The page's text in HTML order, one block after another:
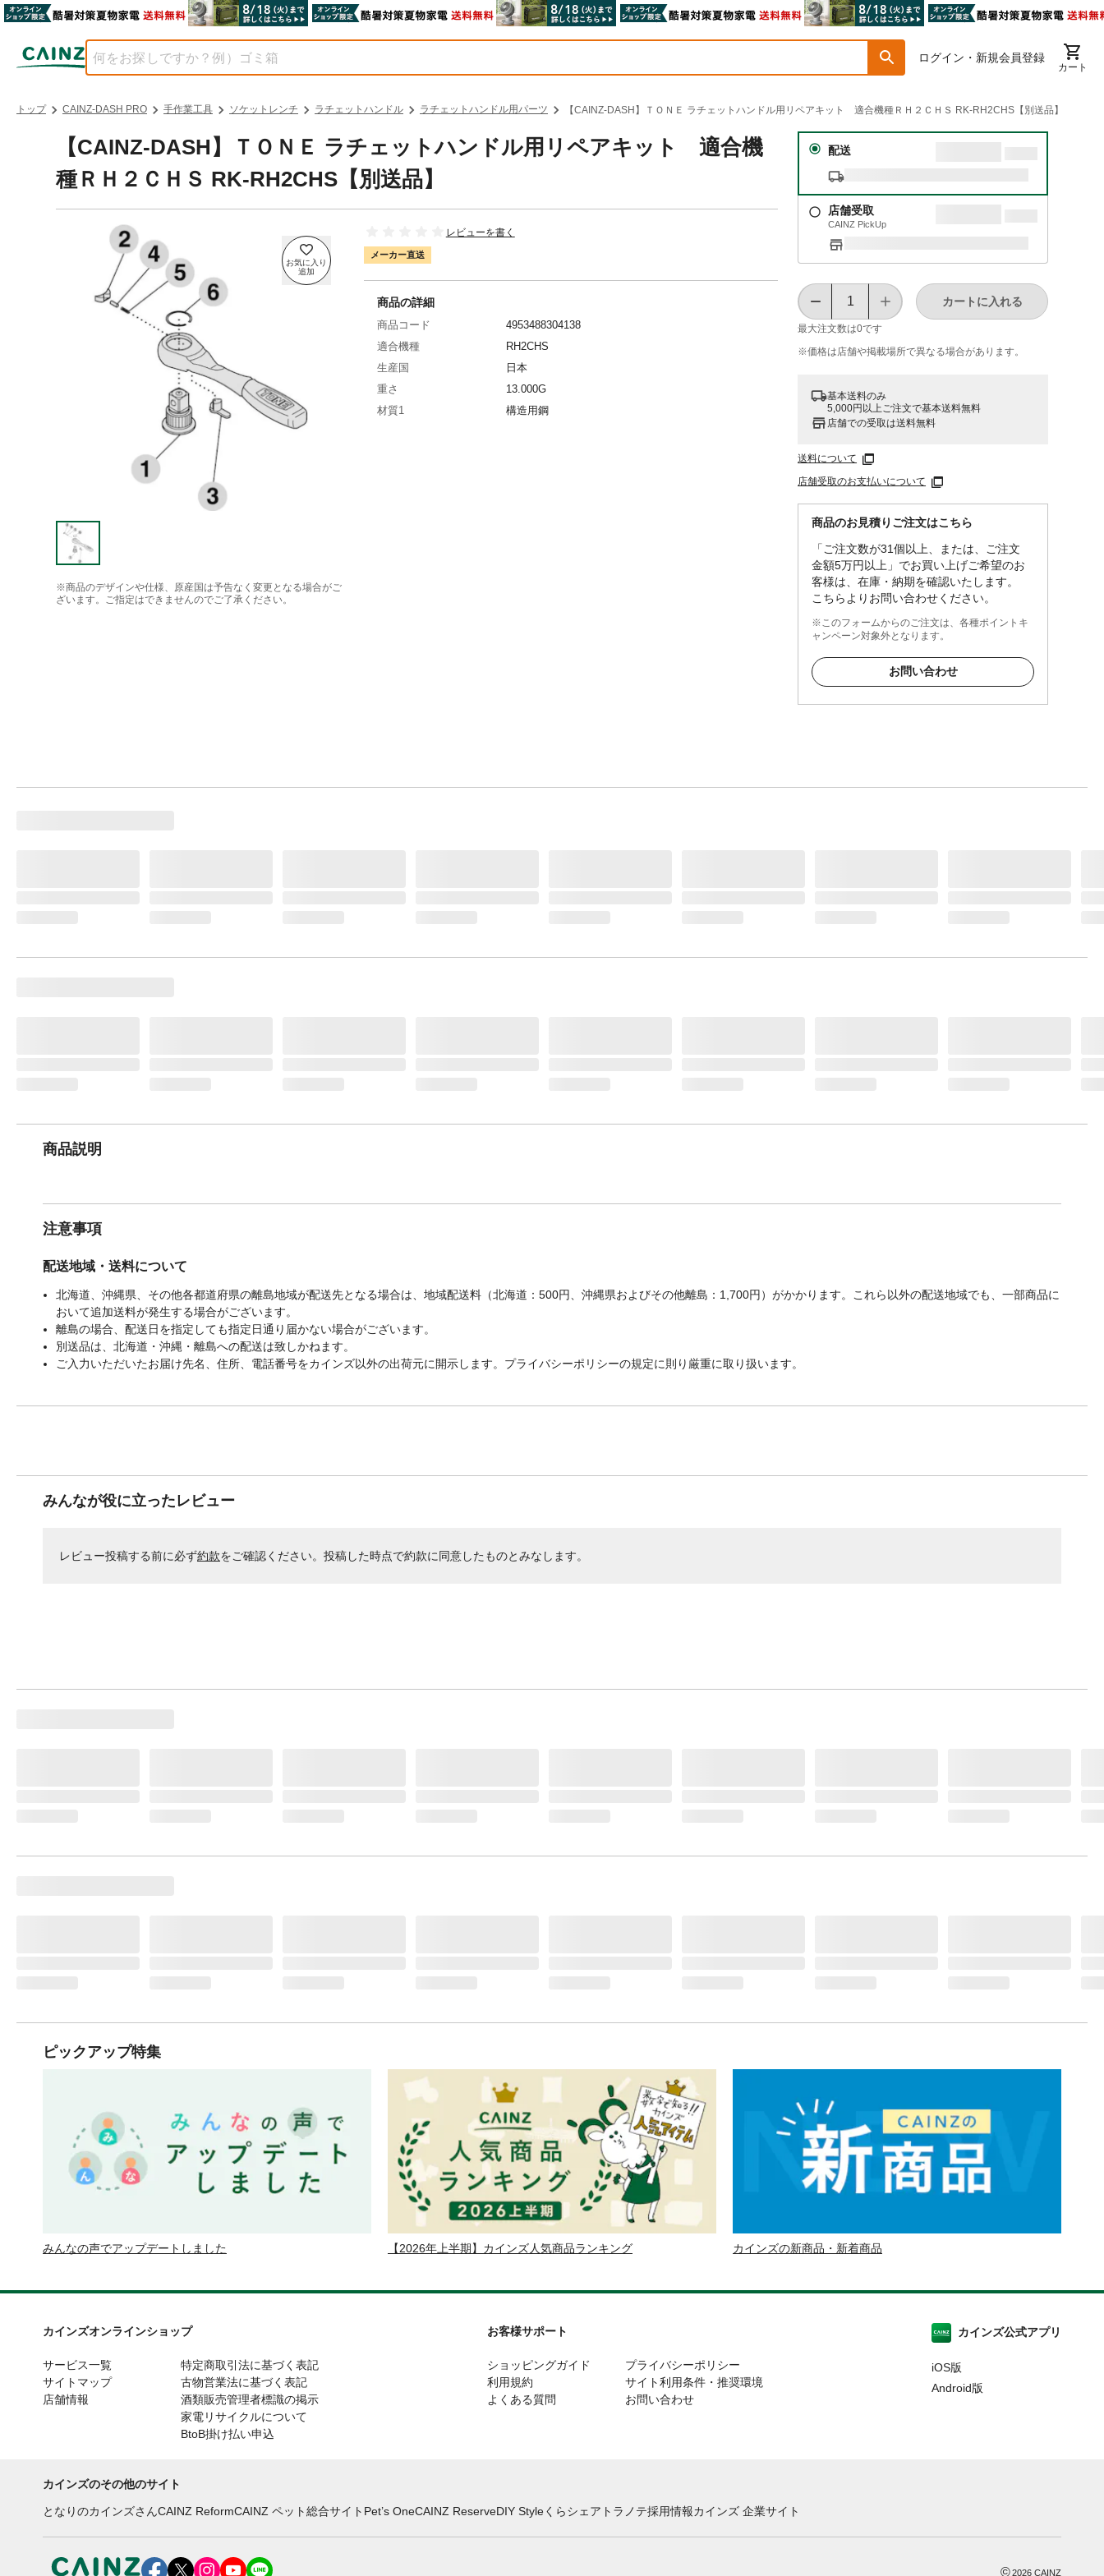
ログイン・新規会員登録
カート
トップ CAINZ-DASH PRO 手作業工具 ソケットレンチ ラチェットハンドル ラチェットハンドル用パーツ 【CAINZ-DASH】ＴＯＮＥ ラチェットハンドル用リペアキット 適合機種ＲＨ２ＣＨＳ RK-RH2CHS【別送品】
【CAINZ-DASH】ＴＯＮＥ ラチェットハンドル用リペアキット 適合機
種ＲＨ２ＣＨＳ RK-RH2CHS【別送品】
※商品のデザインや仕様、原産国は予告なく変更となる場合がご
ざいます。ご指定はできませんのでご了承ください。
レビューを書く
メーカー直送
配送
店舗受取
CAINZ PickUp
最大注文数は0です
カートに入れる
※価格は​店舗や​掲載場所で​異なる​場合が​あります。
基本送料のみ
5,000円以上ご注文で基本送料無料
店舗での受取は送料無料
送料について
店舗受取のお支払いについて
商品のお見積りご注文はこちら
「ご注文数が31個以上、または、ご注文
金額5万円以上」でお買い上げご希望のお
客様は、在庫・納期を確認いたします。
こちらよりお問い合わせください。
※このフォームからのご注文は、各種ポイントキ
ャンペーン対象外となります。
お問い合わせ
商品の詳細
商品コード
4953488304138
適合機種
RH2CHS
生産国
日本
重さ
13.000G
材質1
構造用鋼
商品説明
注意事項
配送地域・送料について
北海道、沖縄県、その他各都道府県の離島地域が配送先となる場合は、地域配送料（北海道：500円、沖縄県およびその他離島：1,700円）がかかります。これら以外の配送地域でも、一部商品に
おいて追加送料が発生する場合がございます。
離島の場合、配送日を指定しても指定日通り届かない場合がございます。
別送品は、北海道・沖縄・離島への配送は致しかねます。
ご入力いただいたお届け先名、住所、電話番号をカインズ以外の出荷元に開示します。プライバシーポリシーの規定に則り厳重に取り扱います。
みんなが役に立ったレビュー
レビュー投稿する前に必ず約款をご確認ください。投稿した時点で約款に同意したものとみなします。
ピックアップ特集
みんなの声でアップデートしました 【2026年上半期】カインズ人気商品ランキング カインズの新商品・新着商品
カインズオンラインショップ
サービス一覧
サイトマップ
店舗情報
特定商取引法に基づく表記
古物営業法に基づく表記
酒類販売管理者標識の掲示
家電リサイクルについて
BtoB掛け払い申込
お客様サポート
ショッピングガイド
利用規約
よくある質問
プライバシーポリシー
サイト利用条件・推奨環境
お問い合わせ
カインズ公式アプリ
iOS版
Android版
カインズのその他のサイト
となりのカインズさんCAINZ ReformCAINZ ペット総合サイト Pet’s OneCAINZ ReserveDIY Styleくらシェア トラノテ採用情報カインズ 企業サイト
©2026 CAINZ